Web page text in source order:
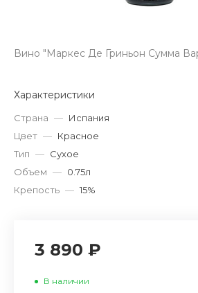
Вино "Маркес Де Гриньон Сумма
Характеристики
Страна — Испания
Цвет — Красное
Тип — Сухое
Объем — 0.75л
Крепость — 15%
3 890 ₽
В наличии